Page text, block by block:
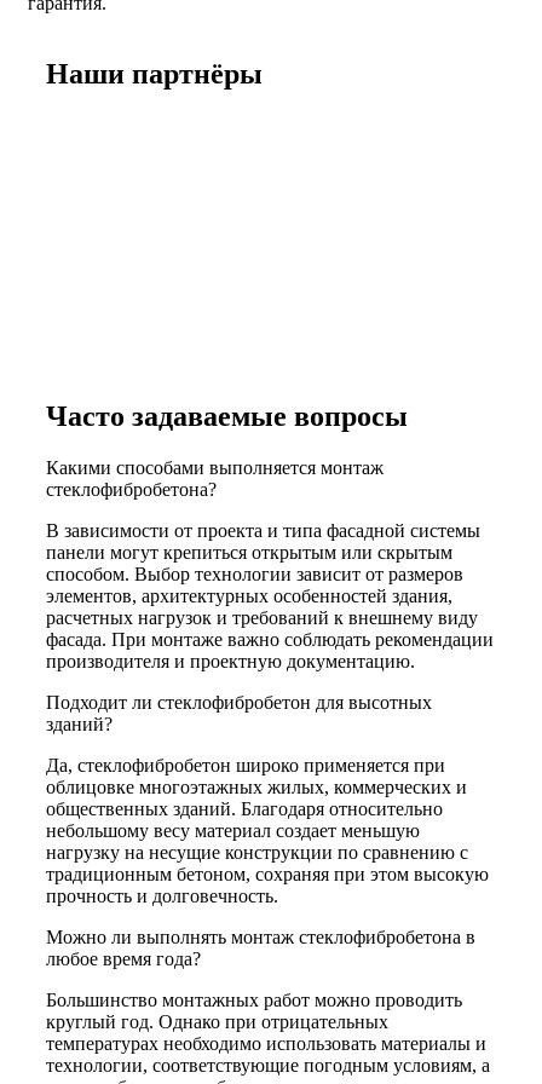
Наши партнёры
Часто задаваемые вопросы
Какими способами выполняется монтаж
стеклофибробетона?
В зависимости от проекта и типа фасадной системы
панели могут крепиться открытым или скрытым
способом. Выбор технологии зависит от размеров
элементов, архитектурных особенностей здания,
расчетных нагрузок и требований к внешнему виду
фасада. При монтаже важно соблюдать рекомендации
производителя и проектную документацию.
Подходит ли стеклофибробетон для высотных
зданий?
Да, стеклофибробетон широко применяется при
облицовке многоэтажных жилых, коммерческих и
общественных зданий. Благодаря относительно
небольшому весу материал создает меньшую
нагрузку на несущие конструкции по сравнению с
традиционным бетоном, сохраняя при этом высокую
прочность и долговечность.
Можно ли выполнять монтаж стеклофибробетона в
любое время года?
Большинство монтажных работ можно проводить
круглый год. Однако при отрицательных
температурах необходимо использовать материалы и
технологии, соответствующие погодным условиям, а